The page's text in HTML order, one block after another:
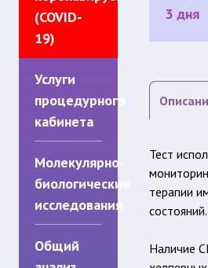
3 дня
Тест
терапии
состояний.
Наличие
(COVID-
19)
Услуги
процедурного
кабинета
Молекулярно-
биологические
исследования
Общий